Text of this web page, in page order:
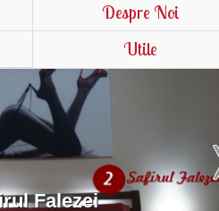
Despre Noi
Utile
Falezei